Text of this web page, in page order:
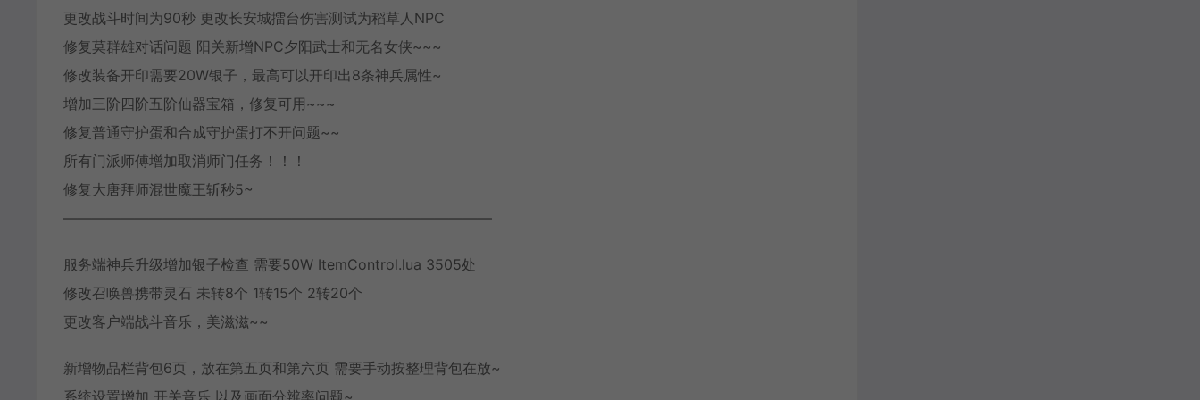
更改战斗时间为90秒 更改长安城擂台伤害测试为稻草人NPC
修复莫群雄对话问题 阳关新增NPC夕阳武士和无名女侠~~~
修改装备开印需要20W银子，最高可以开印出8条神兵属性~
增加三阶四阶五阶仙器宝箱，修复可用~~~
修复普通守护蛋和合成守护蛋打不开问题~~
所有门派师傅增加取消师门任务！！！
修复大唐拜师混世魔王斩秒5~
——————————————————————————————
服务端神兵升级增加银子检查 需要50W ItemControl.lua 3505处
修改召唤兽携带灵石 未转8个 1转15个 2转20个
更改客户端战斗音乐，美滋滋~~
新增物品栏背包6页，放在第五页和第六页 需要手动按整理背包在放~
系统设置增加 开关音乐 以及画面分辨率问题~